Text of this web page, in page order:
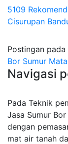
5109
Cisurupan
Postingan pada
Bor Sumur
Navigasi
Pada Teknik
Jasa Sumur
dengan
mat air tanah